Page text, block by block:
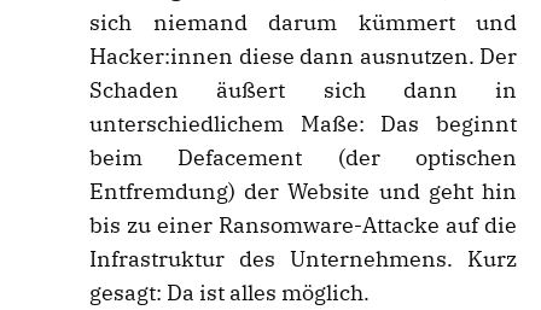
sich niemand darum kümmert und
Hacker:innen diese dann ausnutzen. Der
Schaden äußert sich dann in
unterschiedlichem Maße: Das beginnt
beim Defacement (der optischen
Entfremdung) der Website und geht hin
bis zu einer Ransomware-Attacke auf die
Infrastruktur des Unternehmens. Kurz
gesagt: Da ist alles möglich.